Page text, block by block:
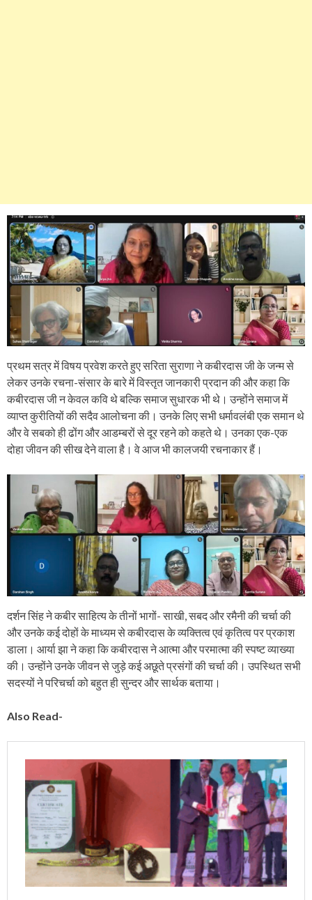
प्रथम सत्र में विषय प्रवेश करते हुए सरिता सुराणा ने कबीरदास जी के जन्म से
लेकर उनके रचना-संसार के बारे में विस्तृत जानकारी प्रदान की और कहा कि
कबीरदास जी न केवल कवि थे बल्कि समाज सुधारक भी थे। उन्होंने समाज में
व्याप्त कुरीतियों की सदैव आलोचना की। उनके लिए सभी धर्मावलंबी एक समान थे
और वे सबको ही ढोंग और आडम्बरों से दूर रहने को कहते थे। उनका एक-एक
दोहा जीवन की सीख देने वाला है। वे आज भी कालजयी रचनाकार हैं।
दर्शन सिंह ने कबीर साहित्य के तीनों भागों- साखी, सबद और रमैनी की चर्चा की
और उनके कई दोहों के माध्यम से कबीरदास के व्यक्तित्व एवं कृतित्व पर प्रकाश
डाला। आर्या झा ने कहा कि कबीरदास ने आत्मा और परमात्मा की स्पष्ट व्याख्या
की। उन्होंने उनके जीवन से जुड़े कई अछूते प्रसंगों की चर्चा की। उपस्थित सभी
सदस्यों ने परिचर्चा को बहुत ही सुन्दर और सार्थक बताया।
Also Read-